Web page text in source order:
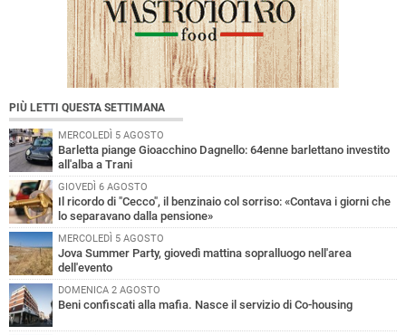
PIÙ LETTI QUESTA SETTIMANA
MERCOLEDÌ 5 AGOSTO
Barletta piange Gioacchino Dagnello: 64enne barlettano investito
all'alba a Trani
GIOVEDÌ 6 AGOSTO
Il ricordo di "Cecco", il benzinaio col sorriso: «Contava i giorni che
lo separavano dalla pensione»
MERCOLEDÌ 5 AGOSTO
Jova Summer Party, giovedì mattina sopralluogo nell'area
dell'evento
DOMENICA 2 AGOSTO
Beni confiscati alla mafia. Nasce il servizio di Co-housing